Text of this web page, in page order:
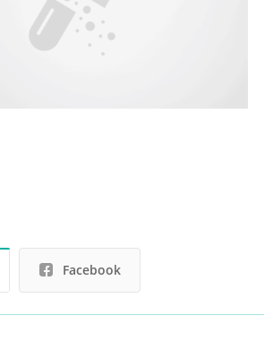
Facebook